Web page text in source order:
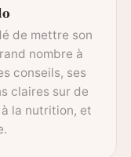
de mettre son
nombre à
conseils, ses
claires sur de
la nutrition, et